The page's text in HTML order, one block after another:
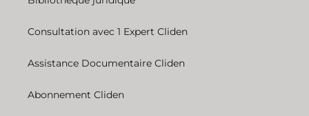
Consultation avec 1 Expert Cliden
Assistance Documentaire Cliden
Abonnement Cliden